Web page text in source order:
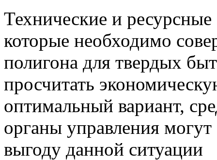
Технические и
которые необходимо
полигона для твердых
просчитать
оптимальный вариант,
органы управления
выгоду данной ситуации